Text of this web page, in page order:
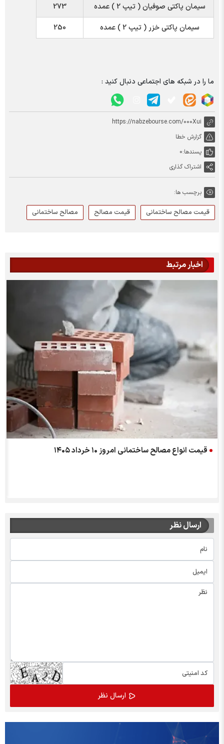
سیمان پاکتی صوفیان ( تیپ 2 ) عمده
273
سیمان پاکتی خزر ( تیپ 2 ) عمده
250
ما را در شبکه های اجتماعی دنبال کنید :
https://nabzebourse.com/000Xui
گزارش خطا
پسندها:0
اشتراک گذاری
برچسب ها:
قیمت مصالح ساختمانی قیمت مصالح مصالح ساختمانی
اخبار مرتبط
قیمت انواع مصالح ساختمانی امروز ۱۰ خرداد ۱۴۰۵
ارسال نظر